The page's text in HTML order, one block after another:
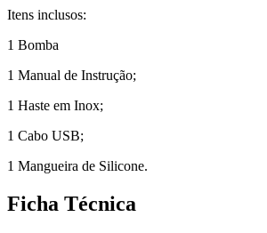
Itens inclusos:
1 Bomba
1 Manual de Instrução;
1 Haste em Inox;
1 Cabo USB;
1 Mangueira de Silicone.
Ficha Técnica